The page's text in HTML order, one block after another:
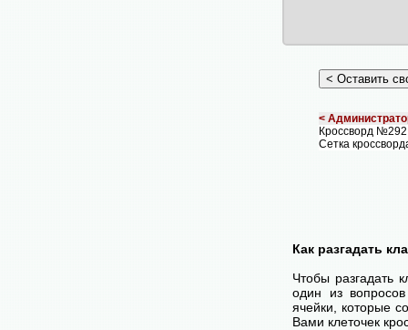
<
Кроссворд
Сетка
Как разгадать
Чтобы разгадать
один из
ячейки, которые
Вами клеточек